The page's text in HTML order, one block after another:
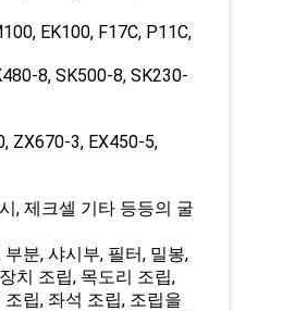
EK100, F17C, P11C,
8, SK500-8, SK230-
ZX670-3, EX450-5,
, 제크셀 기타 등등의 굴
분, 샤시부, 필터, 밀봉,
치 조립, 목도리 조립,
립, 좌석 조립, 조립을